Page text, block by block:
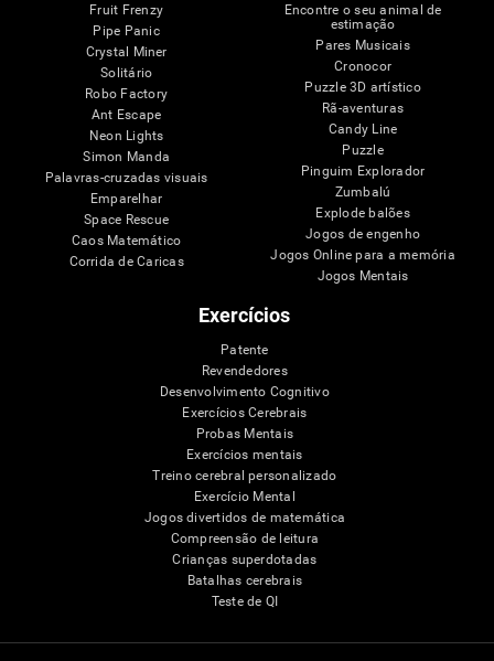
Fruit Frenzy
Pipe Panic
Crystal Miner
Solitário
Robo Factory
Ant Escape
Neon Lights
Simon Manda
Palavras-cruzadas visuais
Emparelhar
Space Rescue
Caos Matemático
Corrida de Caricas
Encontre o seu animal de
estimação
Pares Musicais
Cronocor
Puzzle 3D artístico
Rã-aventuras
Candy Line
Puzzle
Pinguim Explorador
Zumbalú
Explode balões
Jogos de engenho
Jogos Online para a memória
Jogos Mentais
Exercícios
Patente
Revendedores
Desenvolvimento Cognitivo
Exercícios Cerebrais
Probas Mentais
Exercícios mentais
Treino cerebral personalizado
Exercício Mental
Jogos divertidos de matemática
Compreensão de leitura
Crianças superdotadas
Batalhas cerebrais
Teste de QI